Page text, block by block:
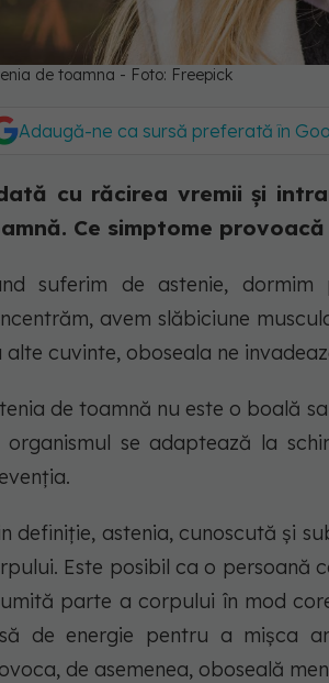
de toamna - Foto: Freepick
Adaugă-ne ca sursă preferată în
cu răcirea vremii și
Ce simptome
suferim de astenie,
avem slăbiciune
alte cuvinte, oboseala ne
de toamnă nu este o boală
organismul se adaptează la
definiție, astenia, cunoscută și
Este posibil ca o persoană
parte a corpului în mod
de energie pentru a mișca
de asemenea, oboseală